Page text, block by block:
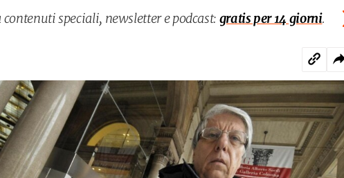
contenuti speciali, newsletter e podcast: gratis per 14 giorni.